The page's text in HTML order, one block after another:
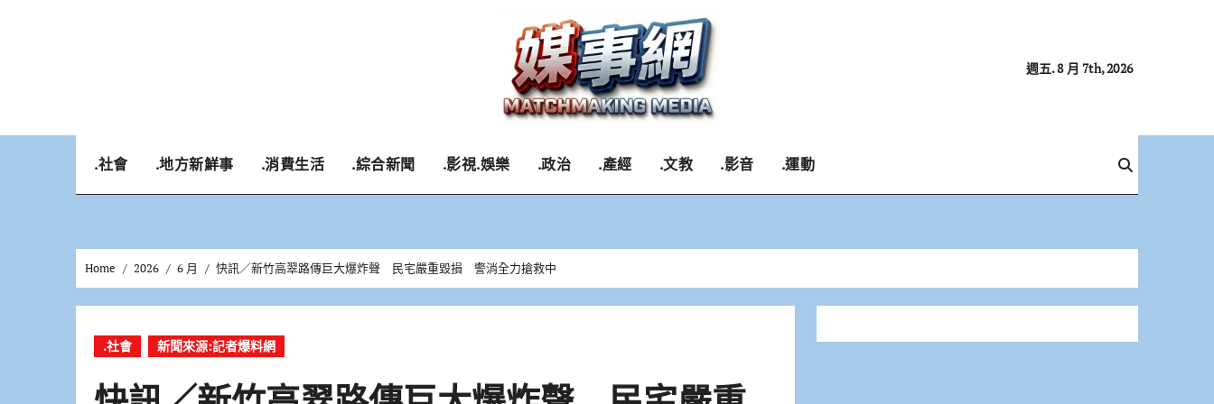
週五. 8 月 7th, 2026
.社會 .地方新鮮事 .消費生活 .綜合新聞 .影視.娛樂 .政治 .產經 .文教 .影音 .運動
Home 2026 6 月 快訊／新竹高翠路傳巨大爆炸聲 民宅嚴重毀損 警消全力搶救中
.社會 新聞來源:記者爆料網